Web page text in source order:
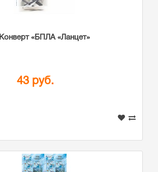
Конверт «БПЛА «Ланцет»
43 руб.